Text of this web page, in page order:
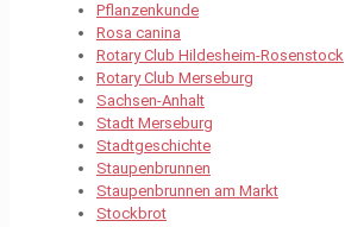
Pflanzenkunde
Rosa canina
Rotary Club Hildesheim-Rosenstock
Rotary Club Merseburg
Sachsen-Anhalt
Stadt Merseburg
Stadtgeschichte
Staupenbrunnen
Staupenbrunnen am Markt
Stockbrot